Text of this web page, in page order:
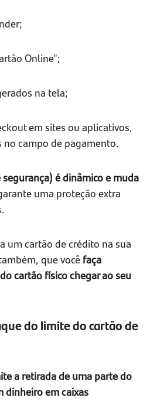
Online";
na tela;
em sites ou aplicativos,
no campo de pagamento.
segurança) é dinâmico e muda
uma proteção extra
um cartão de crédito na sua
que você faça
cartão físico chegar ao seu
do limite do cartão de
a retirada de uma parte do
dinheiro em caixas